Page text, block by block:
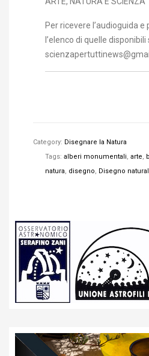
Per ricevere l’audioguida e
l’elenco di quelle disponibili
Category: Disegnare la Natura
Tags: alberi monumentali, arte,
natura, disegno, Disegno